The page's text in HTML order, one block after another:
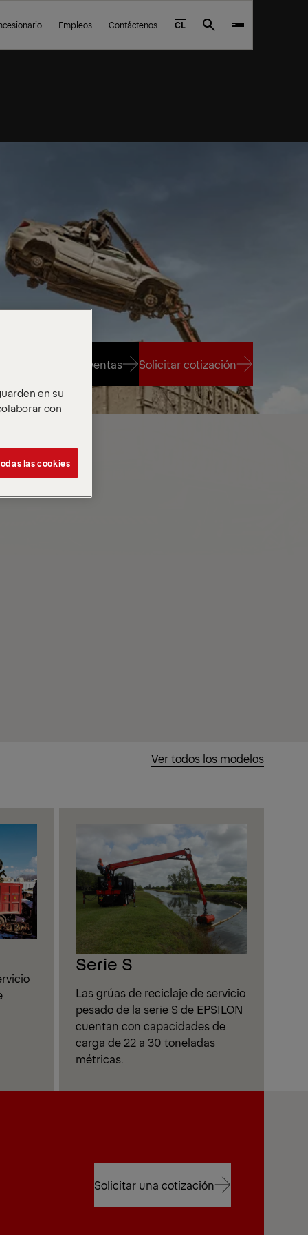
Empleos Contáctenos CL Search
un socio de ventas
un socio de ventas
Solicitar cotización
Solicitar cotización
Ver todos los modelos
Serie S
Las grúas de reciclaje de servicio
pesado de la serie S de EPSILON
cuentan con capacidades de
carga de 22 a 30 toneladas
métricas.
Solicitar una cotización
en su
con
las cookies